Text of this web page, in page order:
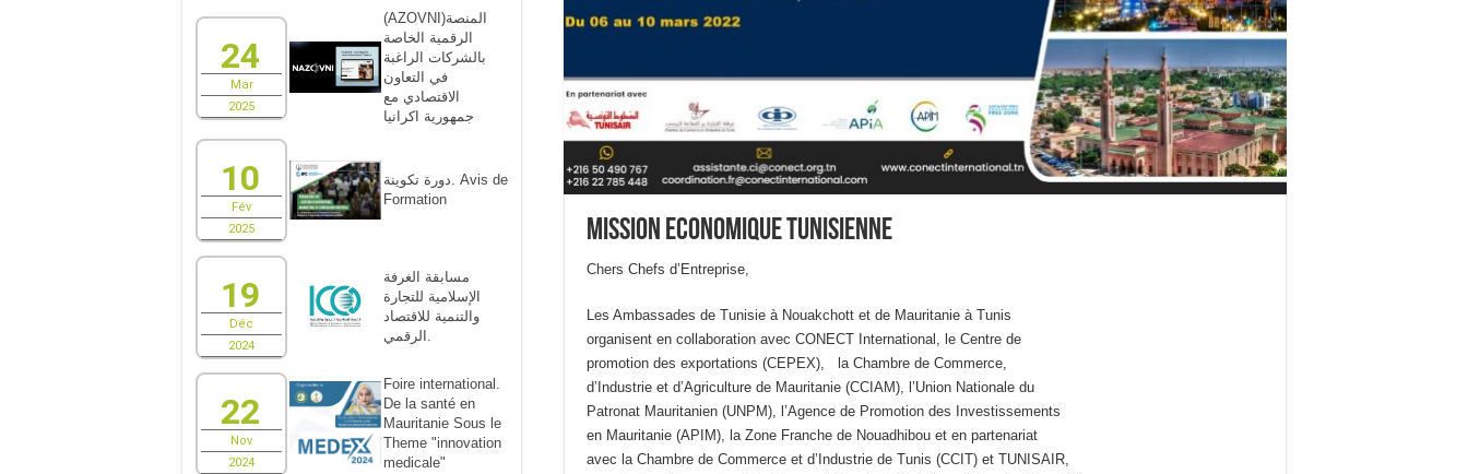
Mission Economique Tunisienne
Chers Chefs d’Entreprise,
Les Ambassades de Tunisie à Nouakchott et de Mauritanie à Tunis
organisent en collaboration avec CONECT International, le Centre de
promotion des exportations (CEPEX), la Chambre de Commerce,
d’Industrie et d’Agriculture de Mauritanie (CCIAM), l’Union Nationale du
Patronat Mauritanien (UNPM), l’Agence de Promotion des Investissements
en Mauritanie (APIM), la Zone Franche de Nouadhibou et en partenariat
avec la Chambre de Commerce et d’Industrie de Tunis (CCIT) et TUNISAIR,
24
Mar
2025
(AZOVNI)المنصة
الرقمية الخاصة
بالشركات الراغبة
في التعاون
الاقتصادي مع
جمهورية اكرانيا
10
Fév
2025
دورة تكوينة. Avis de
Formation
19
Déc
2024
مسابقة الغرفة
الإسلامية للتجارة
والتنمية للاقتصاد
الرقمي.
22
Nov
2024
Foire international.
De la santé en
Mauritanie Sous le
Theme "innovation
medicale"